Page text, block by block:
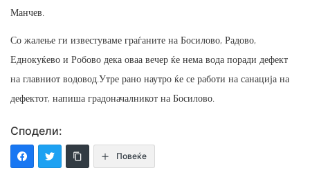
Манчев.
Со жалење ги известуваме граѓаните на Босилово, Радово,
Еднокуќево и Робово дека оваа вечер ќе нема вода поради дефект
на главниот водовод.Утре рано наутро ќе се работи на санација на
дефектот, напиша градоначалникот на Босилово.
Сподели:
Повеќе